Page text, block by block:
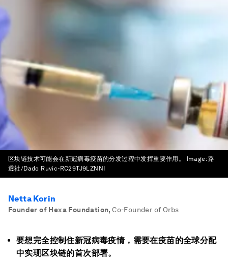
区块链技术可能会在新冠病毒疫苗的分发过程中发挥重要作用。 Image:路
透社/Dado Ruvic-RC29TJ9LZNNI
Netta Korin
Founder of Hexa Foundation, Co-Founder of Orbs
要想完全控制住新冠病毒疫情，需要在疫苗的全球分配
中实现区块链的首次部署。